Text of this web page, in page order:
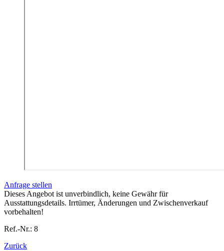
Anfrage stellen
Dieses Angebot ist unverbindlich, keine Gewähr für
Ausstattungsdetails. Irrtümer, Änderungen und Zwischenverkauf
vorbehalten!
Ref.-Nr.: 8
Zurück